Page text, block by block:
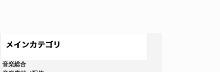
音楽総合